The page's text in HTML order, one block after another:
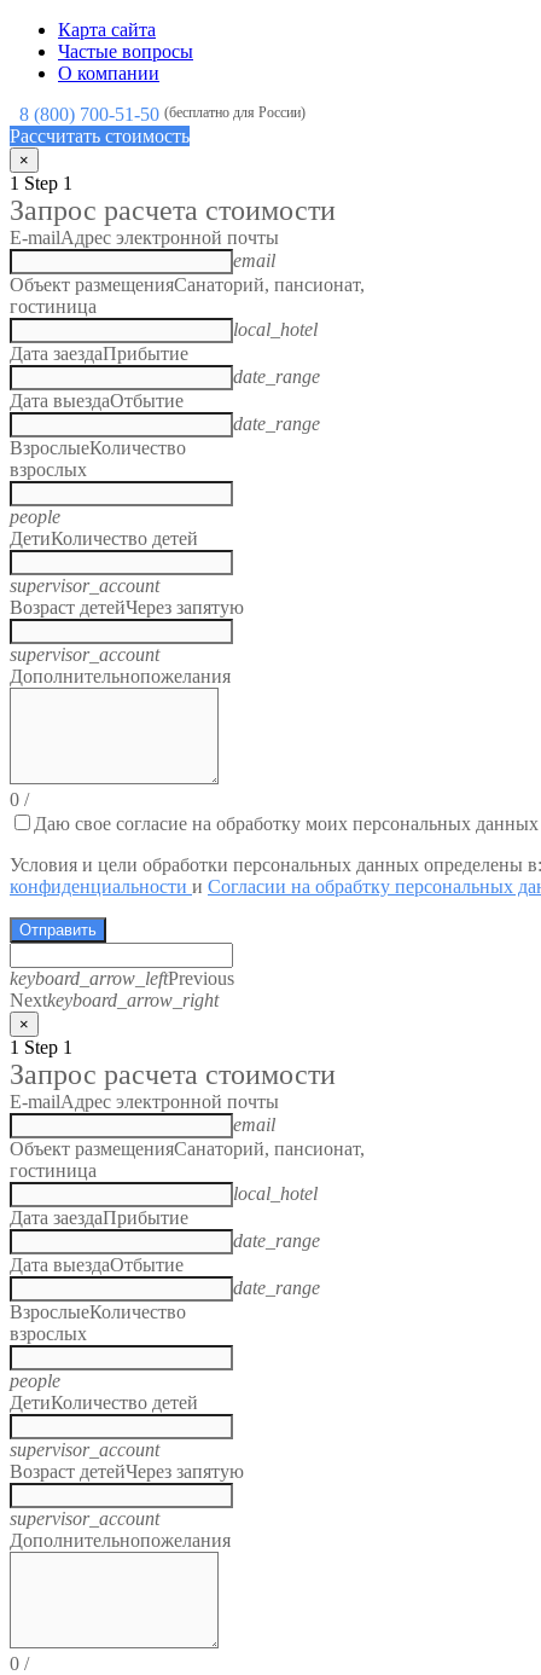
Карта сайта
Частые вопросы
О компании
8 (800) 700-51-50 (бесплатно для России)
Рассчитать стоимость
×
1 Step 1
Запрос расчета стоимости
E-mailАдрес электронной почты
email
Объект размещенияСанаторий, пансионат,
гостиница
local_hotel
Дата заездаПрибытие
date_range
Дата выездаОтбытие
date_range
ВзрослыеКоличество
взрослых
people
ДетиКоличество детей
supervisor_account
Возраст детейЧерез запятую
supervisor_account
Дополнительнопожелания
0 /
Даю свое согласие на обработку моих персональных данных
Условия и цели обработки персональных данных определены
конфиденциальности и Согласии на обрабтку персональных
Отправить
keyboard_arrow_leftPrevious
Nextkeyboard_arrow_right
×
1 Step 1
Запрос расчета стоимости
E-mailАдрес электронной почты
email
Объект размещенияСанаторий, пансионат,
гостиница
local_hotel
Дата заездаПрибытие
date_range
Дата выездаОтбытие
date_range
ВзрослыеКоличество
взрослых
people
ДетиКоличество детей
supervisor_account
Возраст детейЧерез запятую
supervisor_account
Дополнительнопожелания
0 /